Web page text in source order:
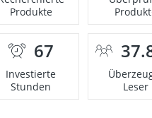
Produkte
67
Investierte
Stunden
Leser